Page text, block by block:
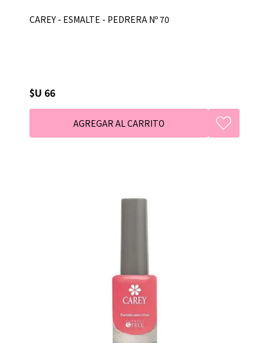
CAREY - ESMALTE - PEDRERA Nº 70
$U 66